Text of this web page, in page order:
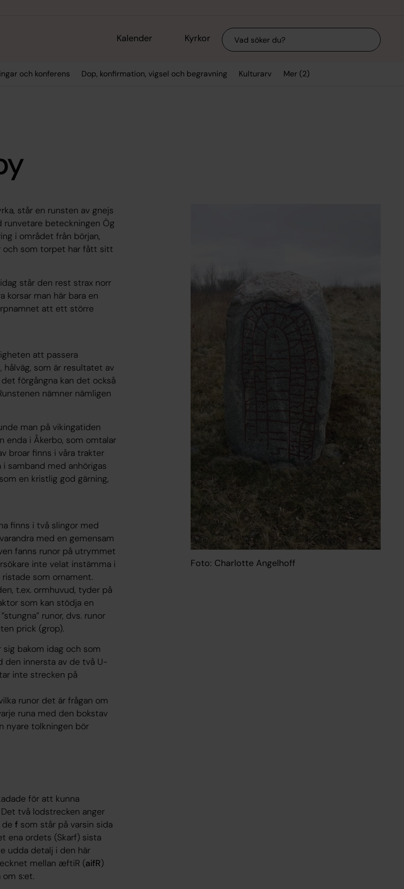
Kalender Kyrkor Sök
och konferens Dop, konfirmation, vigsel och begravning Kulturarv Mer (2)
står en runsten av gnejs
beteckningen Ög
i området från början,
och som torpet har fått sitt
står den rest strax norr
korsar man här bara en
att ett större
att passera
som är resultatet av
förgångna kan det också
nämner nämligen
man på vikingatiden
enda i Åkerbo, som omtalar
broar finns i våra trakter
samband med anhörigas
en kristlig god gärning,
finns i två slingor med
med en gemensam
fanns runor på utrymmet
inte velat instämma i
som ornament.
t.ex. ormhuvud, tyder på
som kan stödja en
runor, dvs. runor
prick (grop).
bakom idag och som
den innersta av de två U-
inte strecken på
runor det är frågan om
runa med den bokstav
nyare tolkningen bör
för att kunna
två lodstrecken anger
fsom står på varsin sida
ena ordets (Skarf) sista
udda detalj i den här
mellan æftiR (aifR)
s:et.
Foto: Charlotte Angelhoff